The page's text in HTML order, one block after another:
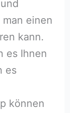
einen
kann.
es Ihnen
es
können